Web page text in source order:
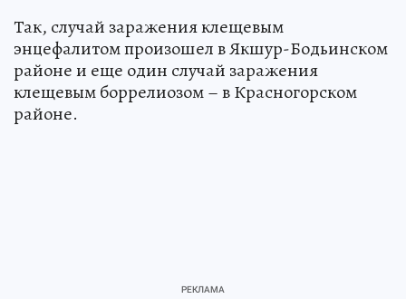
Так, случай заражения клещевым
энцефалитом произошел в Якшур-Бодьинском
районе и еще один случай заражения
клещевым боррелиозом – в Красногорском
районе.